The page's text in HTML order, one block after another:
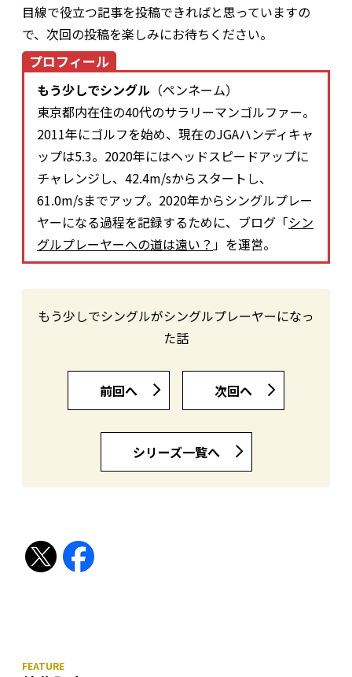
目線で役立つ記事を投稿できればと思っていますの
で、次回の投稿を楽しみにお待ちください。
プロフィール
もう少しでシングル （ペンネーム）
東京都内在住の40代のサラリーマンゴルファー。
2011年にゴルフを始め、現在のJGAハンディキャ
ップは5.3。2020年にはヘッドスピードアップに
チャレンジし、42.4m/sからスタートし、
61.0m/sまでアップ。2020年からシングルプレー
ヤーになる過程を記録するために、ブログ「シン
グルプレーヤーへの道は遠い？」を運営。
もう少しでシングルがシングルプレーヤーになっ
た話
前回へ 次回ヘ
シリーズ一覧へ